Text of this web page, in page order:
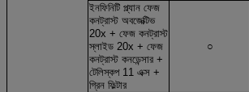
ইনফিনিটি প্ল্যান ফেজ
কনট্রাস্ট অবজেক্টিভ
20x + ফেজ কনট্রাস্ট
স্লাইড 20x + ফেজ
কনট্রাস্ট কনডেন্সার +
টেলিস্কপ 11 এক্স +
গ্রিন ফিল্টার
○